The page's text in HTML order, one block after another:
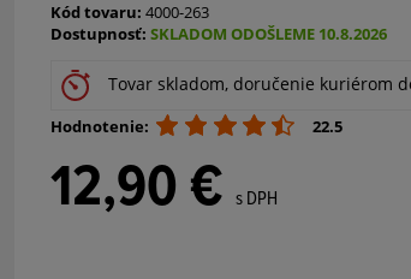
Kód tovaru:4000-263
Dostupnosť:SKLADOM ODOŠLEME 10.8.2026
Tovar skladom, doručenie kuriérom
Hodnotenie: 22.5
12,90 €s DPH